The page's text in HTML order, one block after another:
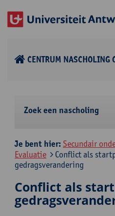
CENTRUM NASCHOLING
Zoek een nascholing
Je bent hier: Secundair
Evaluatie
Conflict als
gedragsverandering
Conflict als